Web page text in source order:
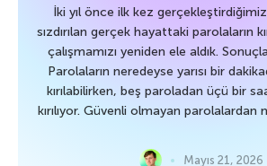
İki yıl önce ilk kez
sızdırılan gerçek hayattaki parolaların
çalışmamızı yeniden ele aldık.
Parolaların neredeyse yarısı bir
kırılabilirken, beş paroladan üçü bir
kırılıyor. Güvenli olmayan parolalardan
Mayıs 21, 2026